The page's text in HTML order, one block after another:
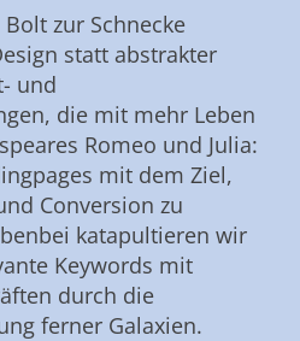
zur Schnecke
statt abstrakter
und
die mit mehr Leben
Romeo und Julia:
mit dem Ziel,
Conversion zu
katapultieren wir
Keywords mit
durch die
ferner Galaxien.